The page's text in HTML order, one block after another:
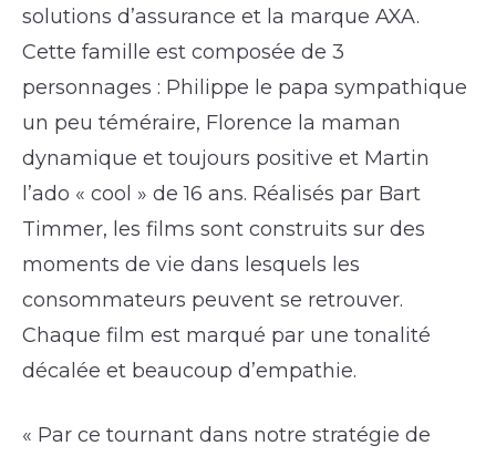
solutions d’assurance et la marque AXA.
Cette famille est composée de 3
personnages : Philippe le papa sympathique
un peu téméraire, Florence la maman
dynamique et toujours positive et Martin
l’ado « cool » de 16 ans. Réalisés par Bart
Timmer, les films sont construits sur des
moments de vie dans lesquels les
consommateurs peuvent se retrouver.
Chaque film est marqué par une tonalité
décalée et beaucoup d’empathie.
« Par ce tournant dans notre stratégie de